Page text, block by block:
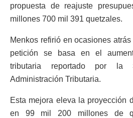
propuesta de reajuste
millones 700 mil 391 quetzales.
Menkos refirió en ocasiones
petición se basa en el
tributaria reportado por la
Administración Tributaria.
Esta mejora eleva la proyección
en 99 mil 200 millones de